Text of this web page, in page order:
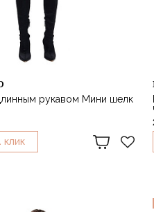
рукавом Мини шелк
КЛИК